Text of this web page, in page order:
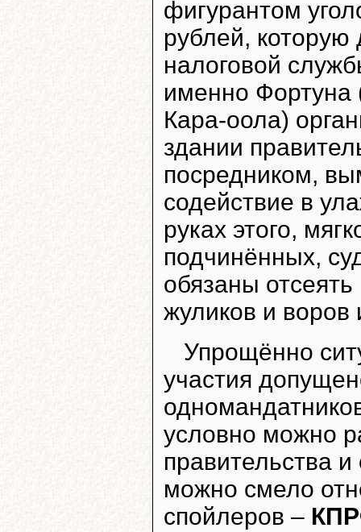
фигурантом
рублей,
налоговой
именно Фортуна
Кара-оола)
здании
посредником,
содействие в
руках этого,
подчинённых,
обязаны
жуликов и воров
Упрощённо
участия
условно можно
правительства
можно смело
спойлеров –